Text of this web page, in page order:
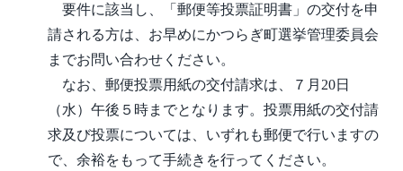
要件に該当し、「郵便等投票証明書」の交付を申
請される方は、お早めにかつらぎ町選挙管理委員会
までお問い合わせください。
なお、郵便投票用紙の交付請求は、７月20日
（水）午後５時までとなります。投票用紙の交付請
求及び投票については、いずれも郵便で行いますの
で、余裕をもって手続きを行ってください。